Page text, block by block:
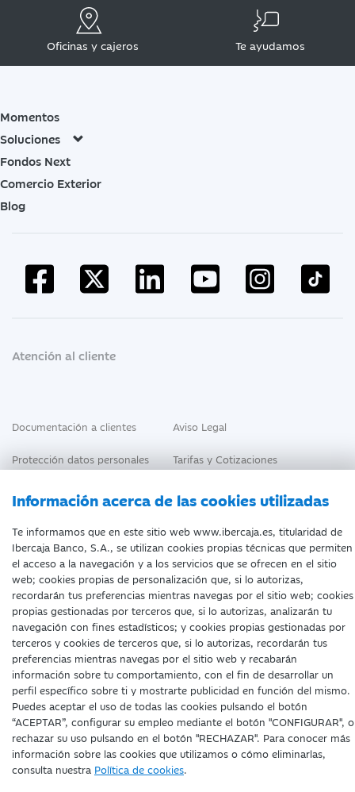
Oficinas y cajeros Te ayudamos
Información acerca de las cookies utilizadas
Te informamos que en este sitio web www.ibercaja.es, titularidad de
Ibercaja Banco, S.A., se utilizan cookies propias técnicas que permiten
el acceso a la navegación y a los servicios que se ofrecen en el sitio
web; cookies propias de personalización que, si lo autorizas,
recordarán tus preferencias mientras navegas por el sitio web; cookies
propias gestionadas por terceros que, si lo autorizas, analizarán tu
navegación con fines estadísticos; y cookies propias gestionadas por
terceros y cookies de terceros que, si lo autorizas, recordarán tus
preferencias mientras navegas por el sitio web y recabarán
información sobre tu comportamiento, con el fin de desarrollar un
perfil específico sobre ti y mostrarte publicidad en función del mismo.
Puedes aceptar el uso de todas las cookies pulsando el botón
“ACEPTAR”, configurar su empleo mediante el botón "CONFIGURAR", o
rechazar su uso pulsando en el botón "RECHAZAR". Para conocer más
información sobre las cookies que utilizamos o cómo eliminarlas,
consulta nuestra Política de cookies.
Momentos
Soluciones
Fondos Next
Comercio Exterior
Blog
Atención al cliente
Documentación a clientes Aviso Legal
Protección datos personales Tarifas y Cotizaciones
Tablón de Anuncios Política de cookies
Fecha de edición: 08/08/2026
©Ibercaja Banco, S.A. - IBERCAJA - NIF. A-99319030 R.M. de
Zaragoza (T.3865. F.1. H.Z.-52186, Inscripc.1º)
Entidad de Crédito inscrita en el Registro Especial del Banco de
España con el código 2085.
Domicilio social: Plaza de Basilio Paraíso, 2. 50008-Zaragoza.